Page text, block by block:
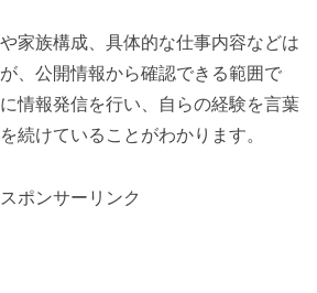
家族構成、具体的な仕事内容などは
、公開情報から確認できる範囲で
情報発信を行い、自らの経験を言葉
続けていることがわかります。
スポンサーリンク